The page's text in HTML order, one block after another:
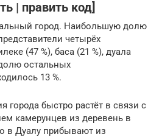
| править код]
город. Наибольшую долю
четырёх
(47 %), баса (21 %), дуала
остальных
13 %.
города быстро растёт в связи с
камерунцев из деревень в
в Дуалу прибывают из